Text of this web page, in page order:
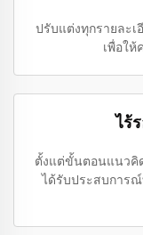
ปรับแต่งทุกรายละ
เพื่อใ
ไร้
ตั้งแต่ขั้นตอนแนวคิ
ได้รับประสบการ